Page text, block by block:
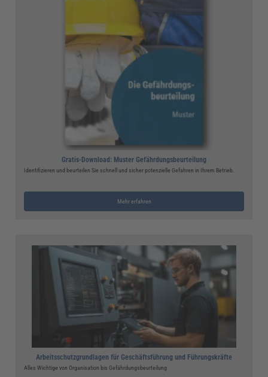
Gratis-Download: Muster Gefährdungsbeurteilung
Identifizieren und beurteilen Sie schnell und sicher potenzielle Gefahren in Ihrem Betrieb.
Mehr erfahren
Arbeitsschutzgrundlagen für Geschäftsführung und Führungskräfte
Alles Wichtige von Organisation bis Gefährdungsbeurteilung